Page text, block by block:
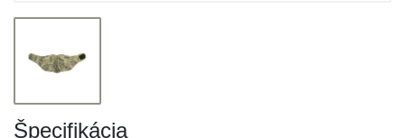
Špecifikácia